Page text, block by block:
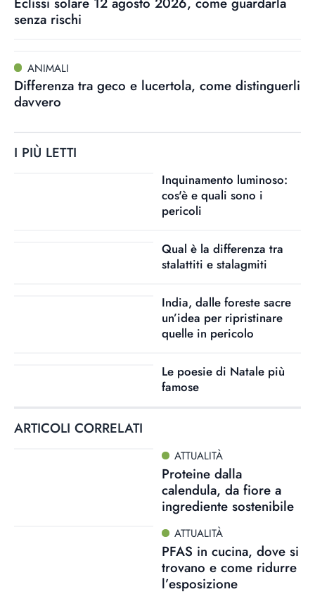
senza rischi
ANIMALI
Differenza tra geco e lucertola, come distinguerli
davvero
I PIÙ LETTI
Inquinamento luminoso:
cos'è e quali sono i
pericoli
Qual è la differenza tra
stalattiti e stalagmiti
India, dalle foreste sacre
un’idea per ripristinare
quelle in pericolo
Le poesie di Natale più
famose
ARTICOLI CORRELATI
ATTUALITÀ
Proteine dalla
calendula, da fiore a
ingrediente sostenibile
ATTUALITÀ
PFAS in cucina, dove si
trovano e come ridurre
l’esposizione